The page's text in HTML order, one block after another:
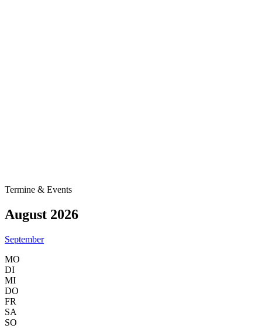
Termine & Events
August 2026
September
MO
DI
MI
DO
FR
SA
SO